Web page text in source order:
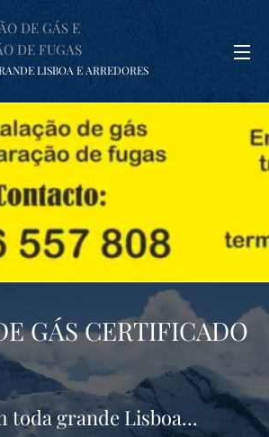
DE GÁS E
DE FUGAS
LISBOA E ARREDORES
GÁS CERTIFICADO
toda grande Lisboa...